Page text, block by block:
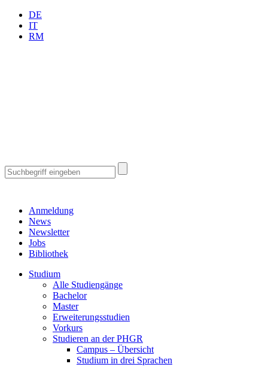
DE
IT
RM
Anmeldung
News
Newsletter
Jobs
Bibliothek
Studium
Alle Studiengänge
Bachelor
Master
Erweiterungsstudien
Vorkurs
Studieren an der PHGR
Campus – Übersicht
Studium in drei Sprachen